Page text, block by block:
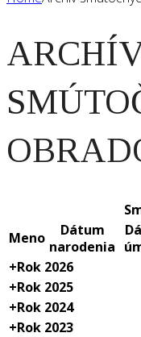
Meno
Dátum
narodenia
+Rok 2026
+Rok 2025
+Rok 2024
+Rok 2023